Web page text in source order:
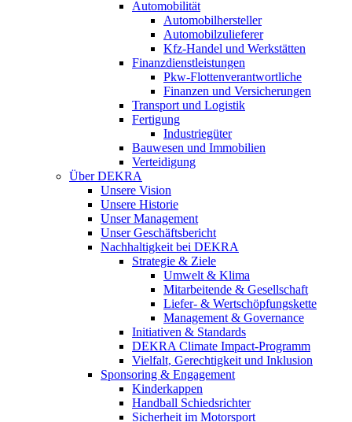
Automobilität
Automobilhersteller
Automobilzulieferer
Kfz-Handel und Werkstätten
Finanzdienstleistungen
Pkw‑Flottenverantwortliche
Finanzen und Versicherungen
Transport und Logistik
Fertigung
Industriegüter
Bauwesen und Immobilien
Verteidigung
Über DEKRA
Unsere Vision
Unsere Historie
Unser Management
Unser Geschäftsbericht
Nachhaltigkeit bei DEKRA
Strategie & Ziele
Umwelt & Klima
Mitarbeitende & Gesellschaft
Liefer- & Wertschöpfungskette
Management & Governance
Initiativen & Standards
DEKRA Climate Impact-Programm
Vielfalt, Gerechtigkeit und Inklusion​
Sponsoring & Engagement
Kinderkappen
Handball Schiedsrichter
Sicherheit im Motorsport